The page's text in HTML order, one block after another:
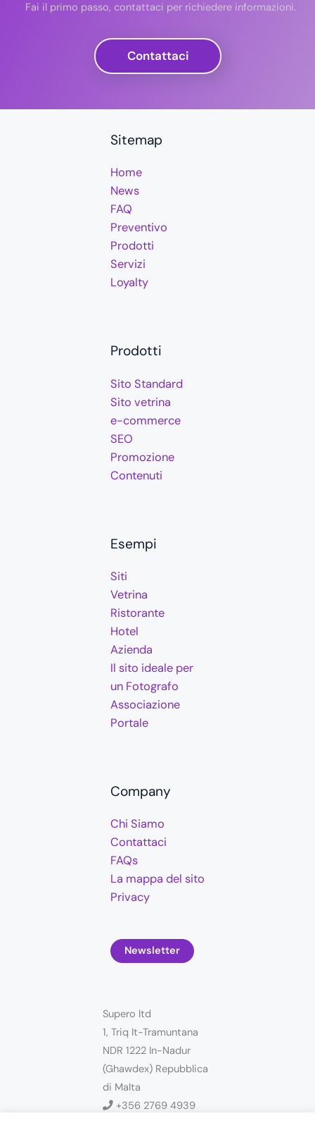
Fai il primo passo, contattaci per richiedere informazioni.
Contattaci
Sitemap
Home
News
FAQ
Preventivo
Prodotti
Servizi
Loyalty
Prodotti
Sito Standard
Sito vetrina
e-commerce
SEO
Promozione
Contenuti
Esempi
Siti
Vetrina
Ristorante
Hotel
Azienda
Il sito ideale per
un Fotografo
Associazione
Portale
Company
Chi Siamo
Contattaci
FAQs
La mappa del sito
Privacy
Newsletter
Supero ltd
1, Triq It-Tramuntana
NDR 1222 In-Nadur
(Ghawdex) Repubblica
di Malta
+356 2769 4939